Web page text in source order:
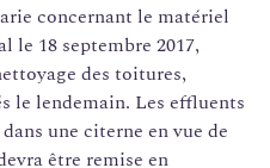
concernant le matériel
le 18 septembre 2017,
des toitures,
le lendemain. Les effluents
une citerne en vue de
être remise en